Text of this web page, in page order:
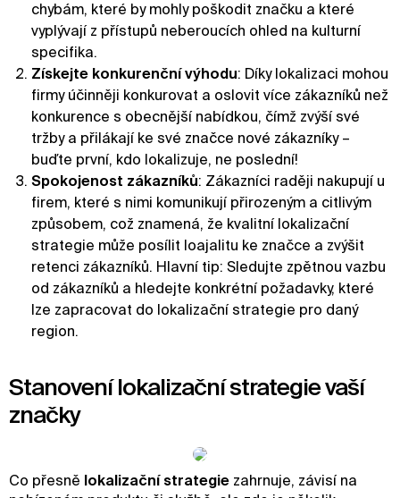
chybám, které by mohly poškodit značku a které
vyplývají z přístupů neberoucích ohled na kulturní
specifika.
Získejte konkurenční výhodu: Díky lokalizaci mohou
firmy účinněji konkurovat a oslovit více zákazníků než
konkurence s obecnější nabídkou, čímž zvýší své
tržby a přilákají ke své značce nové zákazníky –
buďte první, kdo lokalizuje, ne poslední!
Spokojenost zákazníků: Zákazníci raději nakupují u
firem, které s nimi komunikují přirozeným a citlivým
způsobem, což znamená, že kvalitní lokalizační
strategie může posílit loajalitu ke značce a zvýšit
retenci zákazníků. Hlavní tip: Sledujte zpětnou vazbu
od zákazníků a hledejte konkrétní požadavky, které
lze zapracovat do lokalizační strategie pro daný
region.
Stanovení lokalizační strategie vaší
značky
Co přesně lokalizační strategie zahrnuje, závisí na